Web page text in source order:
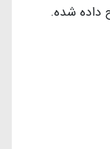
داده شده.